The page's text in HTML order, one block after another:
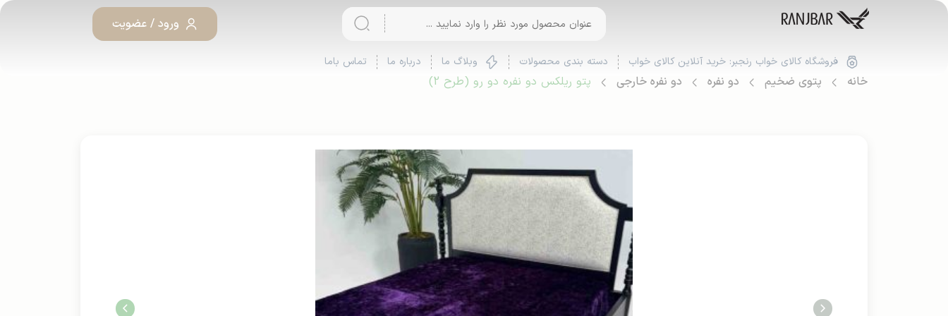
ورود / عضویت
فروشگاه کالای خواب رنجبر: خرید آنلاین کالای خواب دسته بندی محصولات وبلاگ ما درباره ما تماس باما
خانه پتوی ضخیم دو نفره دو نفره خارجی پتو ریلکس دو نفره دو رو (طرح 2)